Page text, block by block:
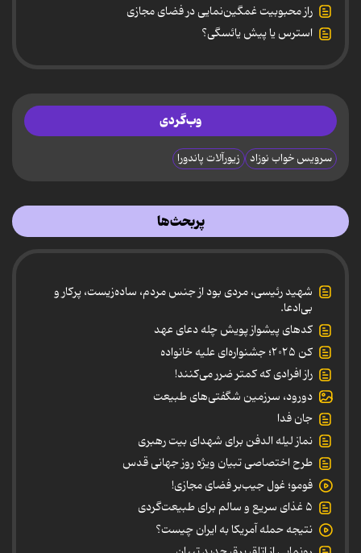
راز محبوبیت غمگین‌نمایی در فضای مجازی
استرس یا پیش یائسگی؟
وب‌گردی
سرویس خواب نوزاد زیورآلات پاندورا
پربحث‌ها
شهید رئیسی، مردی بود از جنس مردم، ساده‌زیست، پرکار و
بی‌ادعا.
کدهای پیشواز پویش چله دعای عهد
کن ۲۰۲۵؛ جشنواره‌ای علیه خانواده
راز افرادی که کمتر ضرر می‌کنند!
دورود، سرزمین شگفتی‌های طبیعت
جان فدا
نماز لیله الدفن برای شهدای بیت رهبری
طرح اختصاصی تبیان ویژه روز جهانی قدس
فومو؛ غول جیب‌بر فضای مجازی!
۵ غذای سریع و سالم برای طبیعت‌گردی
نتیجه حمله آمریکا به ایران چیست؟